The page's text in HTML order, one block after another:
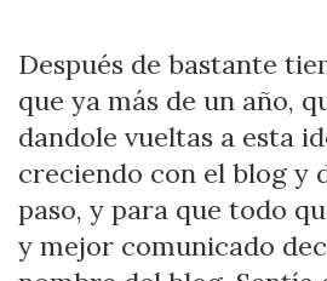
Después de bastante
que ya más de un año,
dandole vueltas a esta
creciendo con el blog y
paso, y para que todo
y mejor comunicado